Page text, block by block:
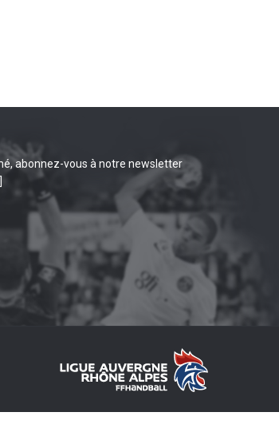
abonnez-vous à notre newsletter